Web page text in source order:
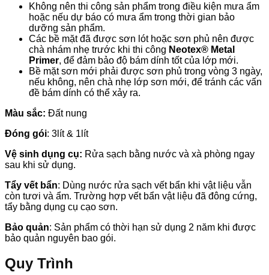
Không nên thi công sản phẩm trong điều kiện mưa ẩm
hoặc nếu dự báo có mưa ẩm trong thời gian bảo
dưỡng sản phẩm.
Các bề mặt đã được sơn lót hoặc sơn phủ nên được
chà nhám nhẹ trước khi thi công Neotex® Metal
Primer, để đảm bảo độ bám dính tốt của lớp mới.
Bề mặt sơn mới phải được sơn phủ trong vòng 3 ngày,
nếu không, nên chà nhẹ lớp sơn mới, để tránh các vấn
đề bám dính có thể xảy ra.
Màu sắc: Đất nung
Đóng gói: 3lít & 1lít
Vệ sinh dụng cụ: Rửa sạch bằng nước và xà phòng ngay
sau khi sử dụng.
Tẩy vết bẩn: Dùng nước rửa sạch vết bẩn khi vật liệu vẫn
còn tươi và ẩm. Trường hợp vết bẩn vật liệu đã đông cứng,
tẩy bằng dụng cụ cạo sơn.
Bảo quản: Sản phẩm có thời hạn sử dụng 2 năm khi được
bảo quản nguyên bao gói.
Quy Trình